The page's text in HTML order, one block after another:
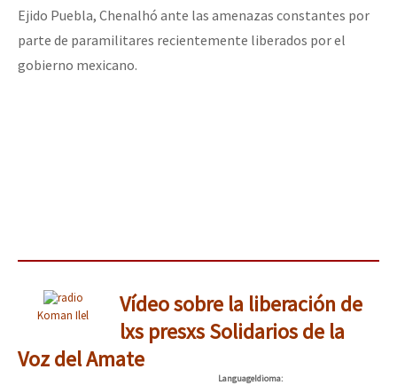
Ejido Puebla, Chenalhó ante las amenazas constantes por
parte de paramilitares recientemente liberados por el
gobierno mexicano.
Koman Ilel
Vídeo sobre la liberación de
lxs presxs Solidarios de la
Voz del Amate
LanguageIdioma: